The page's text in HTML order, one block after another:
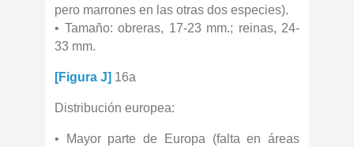
pero marrones en las otras dos especies).
• Tamaño: obreras, 17-23 mm.; reinas, 24-
33 mm.
[Figura J] 16a
Distribución europea:
• Mayor parte de Europa (falta en áreas